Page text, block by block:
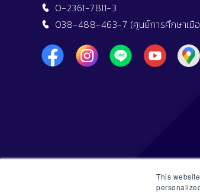
This
0-2361-7811-3
038-488-463-7 (ศูนย์การศึกษาเมื